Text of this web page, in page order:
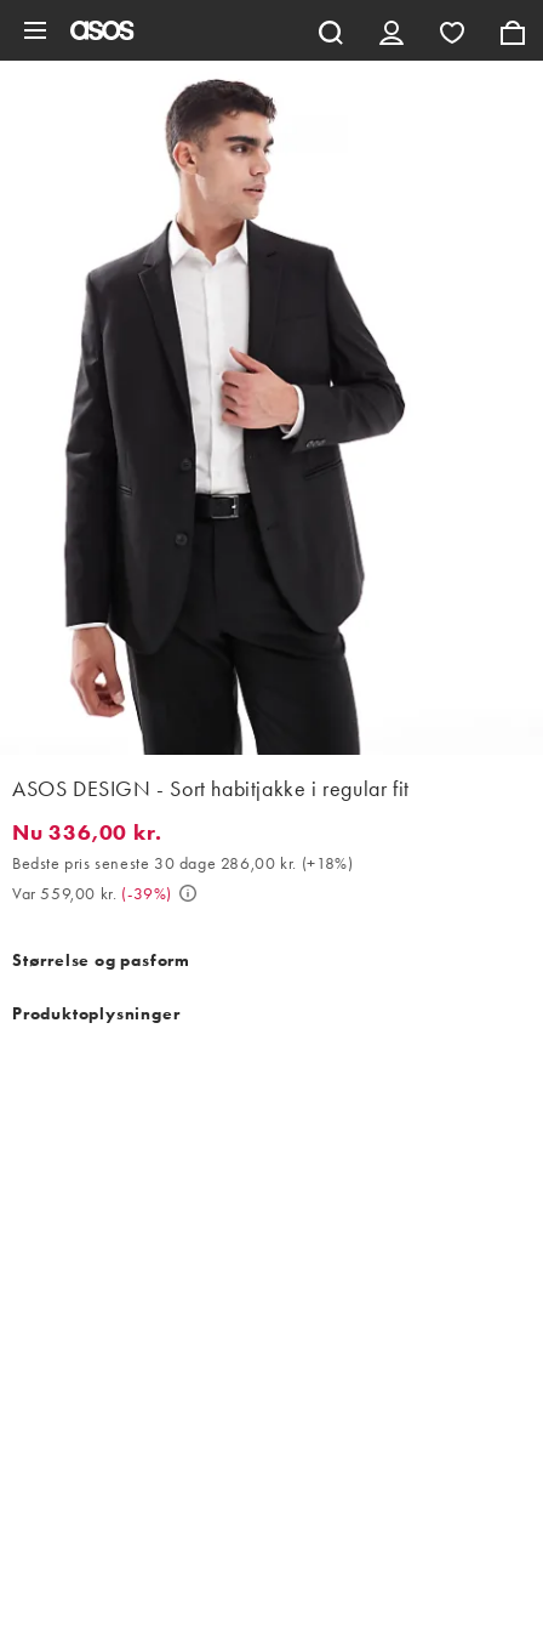
ASOS DESIGN - Sort habitjakke i regular fit
Nu 336,00 kr.. Bedste pris seneste 30 dage 286,00 kr. (+18%).
Nu 336,00 kr.
Bedste pris seneste 30 dage 286,00 kr. (+18%)
Var 559,00 kr. (-39%)
Størrelse og pasform
Produktoplysninger